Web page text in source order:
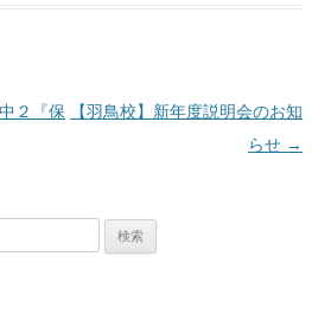
２『保
【羽鳥校】新年度説明会のお知
らせ →